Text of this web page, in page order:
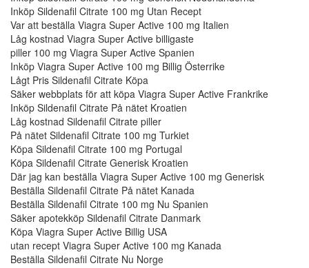
Inköp Sildenafil Citrate 100 mg Utan Recept
Var att beställa Viagra Super Active 100 mg Italien
Låg kostnad Viagra Super Active billigaste
piller 100 mg Viagra Super Active Spanien
Inköp Viagra Super Active 100 mg Billig Österrike
Lågt Pris Sildenafil Citrate Köpa
Säker webbplats för att köpa Viagra Super Active Frankrike
Inköp Sildenafil Citrate På nätet Kroatien
Låg kostnad Sildenafil Citrate piller
På nätet Sildenafil Citrate 100 mg Turkiet
Köpa Sildenafil Citrate 100 mg Portugal
Köpa Sildenafil Citrate Generisk Kroatien
Där jag kan beställa Viagra Super Active 100 mg Generisk
Beställa Sildenafil Citrate På nätet Kanada
Beställa Sildenafil Citrate 100 mg Nu Spanien
Säker apotekköp Sildenafil Citrate Danmark
Köpa Viagra Super Active Billig USA
utan recept Viagra Super Active 100 mg Kanada
Beställa Sildenafil Citrate Nu Norge